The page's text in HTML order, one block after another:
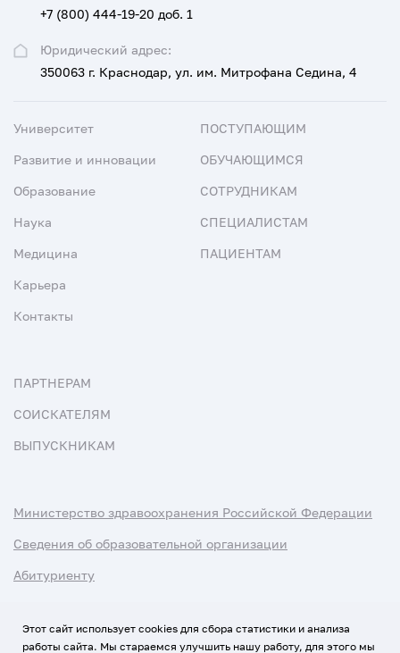
Юридический адрес:
350063 г. Краснодар, ул. им. Митрофана Седина, 4
+7 (800) 444-19-20 доб. 1
Университет
Развитие и инновации
Образование
Наука
Медицина
Карьера
Контакты
ПОСТУПАЮЩИМ
ОБУЧАЮЩИМСЯ
СОТРУДНИКАМ
СПЕЦИАЛИСТАМ
ПАЦИЕНТАМ
ПАРТНЕРАМ
СОИСКАТЕЛЯМ
ВЫПУСКНИКАМ
Министерство здравоохранения Российской Федерации
Сведения об образовательной организации
Абитуриенту
Этот сайт использует cookies для сбора статистики и анализа
работы сайта. Мы стараемся улучшить нашу работу, для этого мы